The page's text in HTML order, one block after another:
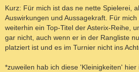
Kurz: Für mich ist das ne nette Spielerei,
Auswirkungen und Aussagekraft. Für
weiterhin ein Top-Titel der Asterix-Reihe,
gar nicht, auch wenn er in der Rangliste
platziert ist und es im Turnier nicht ins
*zuweilen hab ich diese 'Kleinigkeiten'